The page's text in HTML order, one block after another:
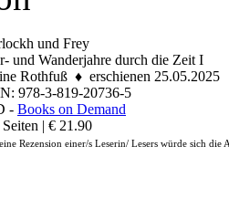
und Frey
und Wanderjahre durch die Zeit I
Rothfuß ♦ erschienen 25.05.2025
978-3-819-20736-5
- Books on Demand
Seiten | € 21.90
Rezension einer/s Leserin/ Lesers würde sich die